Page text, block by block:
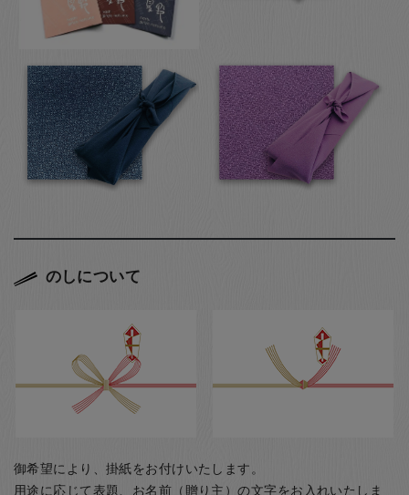
のしについて
御希望により、掛紙をお付けいたします。
用途に応じて表題、お名前（贈り主）の文字をお入れいたしま